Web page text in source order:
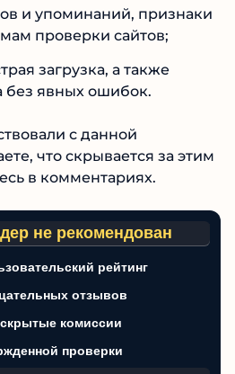
и упоминаний, признаки
проверки сайтов;
загрузка, а также
без явных ошибок.
с данной
что скрывается за этим
в комментариях.
не рекомендован
рейтинг
отзывов
комиссии
проверки